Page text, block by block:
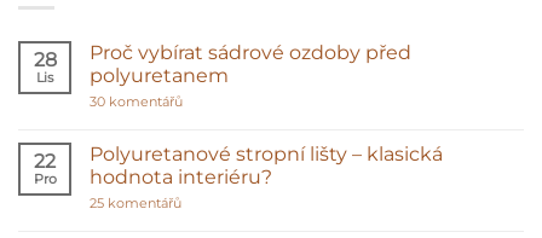
28
Lis
Proč vybírat sádrové ozdoby před
polyuretanem
30 komentářůu
názvem
Proč
vybírat
22
Pro
Polyuretanové stropní lišty – klasická
hodnota interiéru?
25 komentářůu